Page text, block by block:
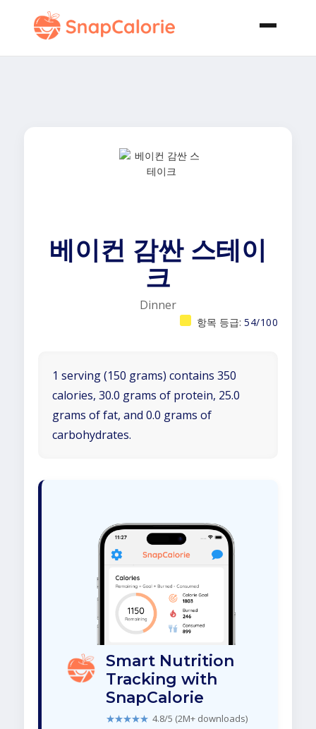
베이컨 감싼 스테이
크
Dinner
항목 등급: 54/100
1 serving (150 grams) contains 350
calories, 30.0 grams of protein, 25.0
grams of fat, and 0.0 grams of
carbohydrates.
Smart Nutrition
Tracking with
SnapCalorie
★★★★★ 4.8/5 (2M+ downloads)